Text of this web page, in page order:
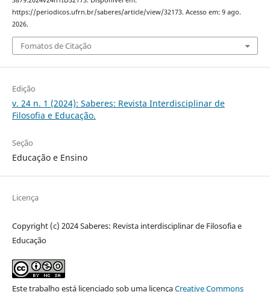
https://periodicos.ufrn.br/saberes/article/view/32173. Acesso em: 9 ago.
2026.
Fomatos de Citação
Edição
v. 24 n. 1 (2024): Saberes: Revista Interdisciplinar de
Filosofia e Educação.
Seção
Educação e Ensino
Licença
Copyright (c) 2024 Saberes: Revista interdisciplinar de Filosofia e
Educação
Este trabalho está licenciado sob uma licençaCreative Commons